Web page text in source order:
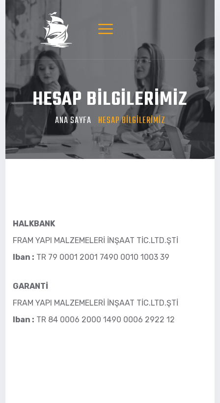
HESAP BİLGİLERİMİZ
ANA SAYFA HESAP BİLGİLERİMİZ
HALKBANK
FRAM YAPI MALZEMELERİ İNŞAAT TİC.LTD.ŞTİ
Iban : TR 79 0001 2001 7490 0010 1003 39
GARANTİ
FRAM YAPI MALZEMELERİ İNŞAAT TİC.LTD.ŞTİ
Iban : TR 84 0006 2000 1490 0006 2922 12